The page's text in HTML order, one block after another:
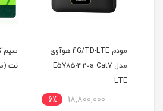
سیم کارت TD-LTE مبین
نت (مخصوص مودم )
2,760,000 14٪